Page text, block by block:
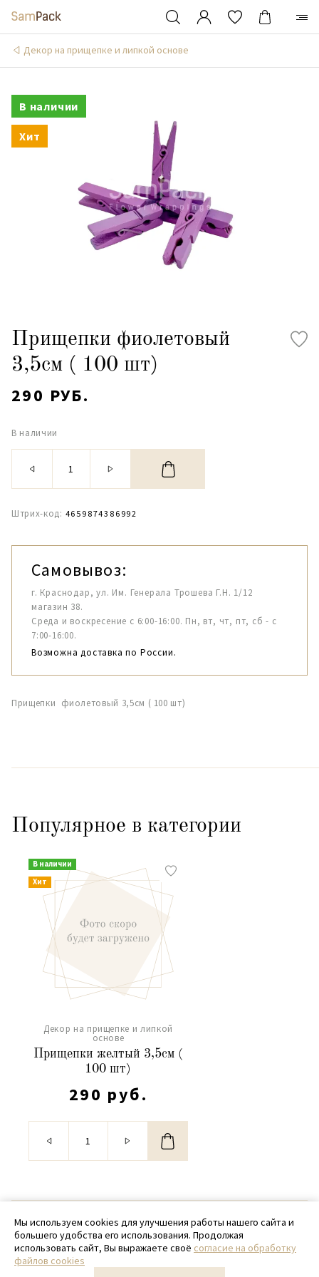
Декор на прищепке и липкой основе
В наличии
Хит
Прищепки фиолетовый
3,5см ( 100 шт)
290 РУБ.
В наличии
Штрих-код: 4659874386992
Самовывоз:
г. Краснодар, ул. Им. Генерала Трошева Г.Н. 1/12
магазин 38.
Среда и воскресение с 6:00-16:00. Пн, вт, чт, пт, сб - с
7:00-16:00.
Возможна доставка по России.
Прищепки фиолетовый 3,5см ( 100 шт)
Популярное в категории
В наличии
Хит
Декор на прищепке и липкой
основе
Прищепки желтый 3,5см (
100 шт)
290 руб.
© 2020 - 2026 SamPack
+ 7 (918) 699-97-87
zakaz@sampack.store
Мы используем cookies для улучшения работы нашего сайта и
большего удобства его использования. Продолжая
использовать сайт, Вы выражаете своё согласие на обработку
файлов cookies